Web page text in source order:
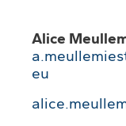
Alice
eu